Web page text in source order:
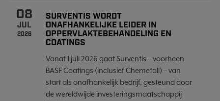
08
JUL
2026
SURVENTIS WORDT
ONAFHANKELIJKE LEIDER IN
OPPERVLAKTEBEHANDELING EN
COATINGS
Vanaf 1 juli 2026 gaat Surventis – voorheen
BASF Coatings (inclusief Chemetall) – van
start als onafhankelijk bedrijf, gesteund door
de wereldwijde investeringsmaatschappij